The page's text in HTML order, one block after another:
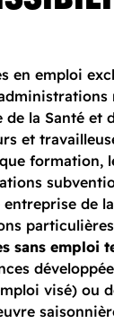
en emploi
de la Santé et
et
formation,
de
sans emploi
visé) ou